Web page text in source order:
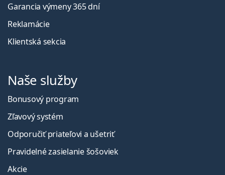
Garancia výmeny 365 dní
Reklamácie
Klientská sekcia
Naše služby
Bonusový program
Zľavový systém
Odporučiť priateľovi a ušetriť
Pravidelné zasielanie šošoviek
Akcie